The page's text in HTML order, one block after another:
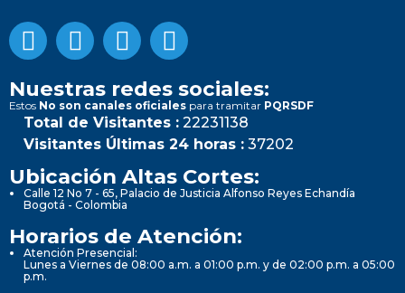
Nuestras redes sociales:
Estos No son canales oficiales para tramitar PQRSDF
Total de Visitantes : 22231138
Visitantes Últimas 24 horas : 37202
Ubicación Altas Cortes:
Calle 12 No 7 - 65, Palacio de Justicia Alfonso Reyes Echandía
Bogotá - Colombia
Horarios de Atención:
Atención Presencial:
Lunes a Viernes de 08:00 a.m. a 01:00 p.m. y de 02:00 p.m. a 05:00
p.m.